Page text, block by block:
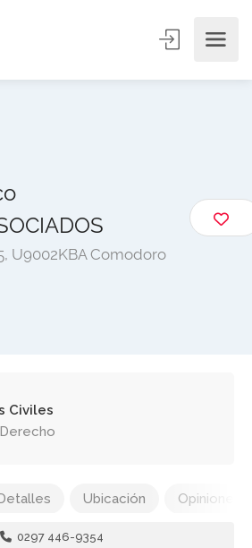
U9002KBA Comodoro
Civiles
Ubicación Opiniones
0297 446-9354